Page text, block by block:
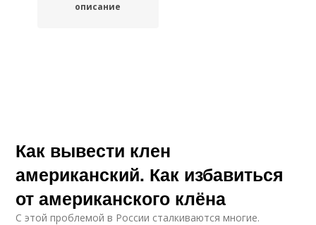
описание
Как вывести клен
американский. Как избавиться
от американского клёна
С этой проблемой в России сталкиваются многие.